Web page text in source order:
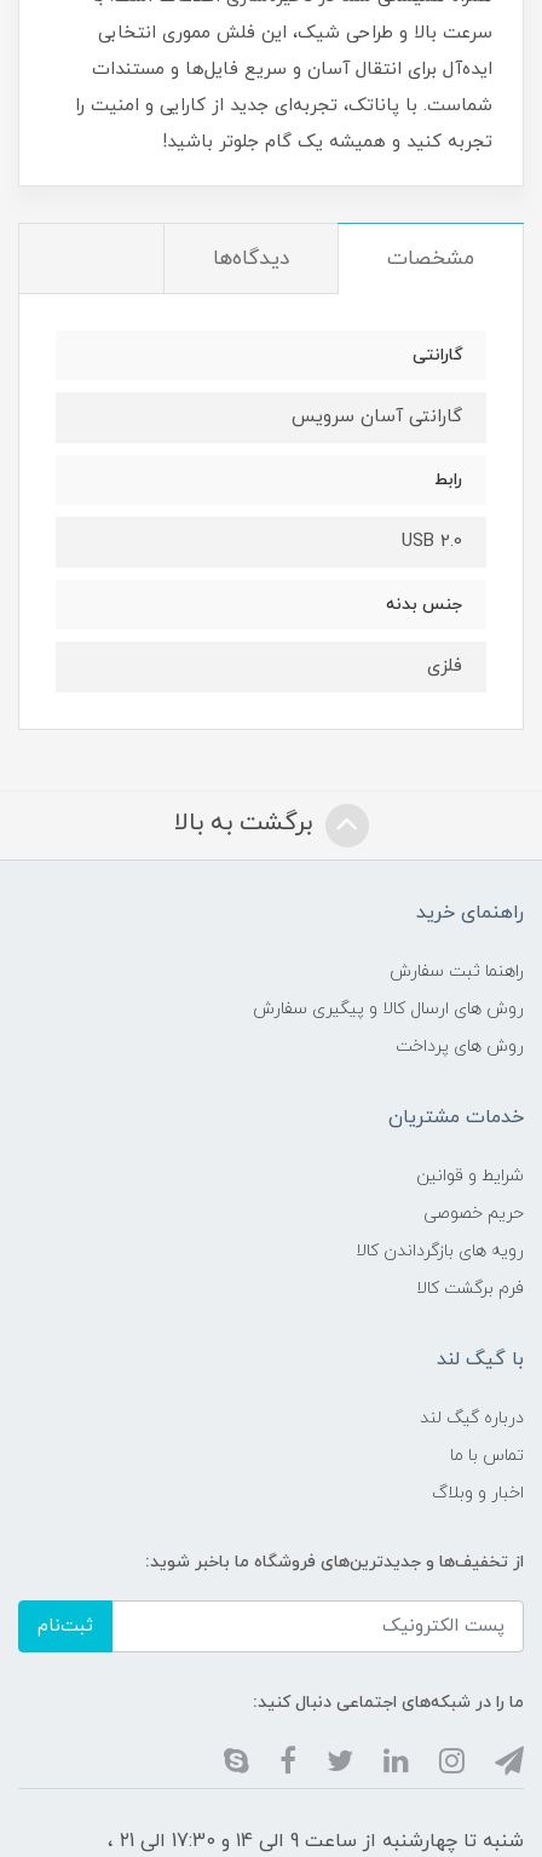
سرعت بالا و طراحی شیک، این فلش مموری انتخابی
ایده‌آل برای انتقال آسان و سریع فایل‌ها و مستندات
شماست. با پاناتک، تجربه‌ای جدید از کارایی و امنیت را
تجربه کنید و همیشه یک گام جلوتر باشید!
مشخصات دیدگاه‌ها
گارانتی
گارانتی آسان سرویس
رابط
USB 2.0
جنس بدنه
فلزی
برگشت به بالا
راهنمای خرید
راهنما ثبت سفارش
روش های ارسال کالا و پیگیری سفارش
روش های پرداخت
خدمات مشتریان
شرایط و قوانین
حریم خصوصی
رویه های بازگرداندن کالا
فرم برگشت کالا
با گیگ لند
درباره گیگ لند
تماس با ما
اخبار و وبلاگ
از تخفیف‌ها و جدیدترین‌های فروشگاه ما باخبر شوید:
ثبت‌نام
ما را در شبکه‌های اجتماعی دنبال کنید:
شنبه تا چهارشنبه از ساعت 9 الی ۱4 و 17:30 الی ۲1 ،